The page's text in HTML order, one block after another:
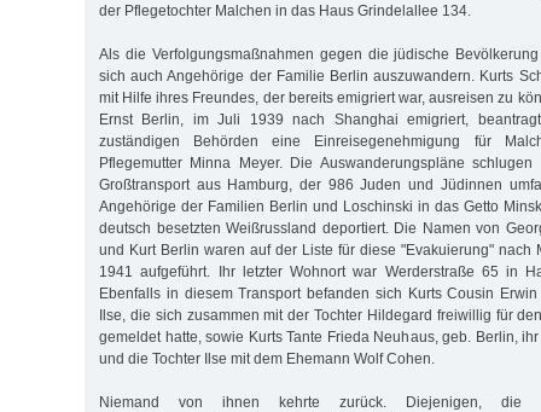
der Pflegetochter Malchen in das Haus Grindelallee 134.
Als die Verfolgungsmaßnahmen gegen die jüdische
sich auch Angehörige der Familie Berlin auszuwandern. Kurts
mit Hilfe ihres Freundes, der bereits emigriert war, ausreisen zu
Ernst Berlin, im Juli 1939 nach Shanghai emigriert,
zuständigen Behörden eine Einreisegenehmigung für
Pflegemutter Minna Meyer. Die Auswanderungspläne
Großtransport aus Hamburg, der 986 Juden und Jüdinnen
Angehörige der Familien Berlin und Loschinski in das Getto
deutsch besetzten Weißrussland deportiert. Die Namen von
und Kurt Berlin waren auf der Liste für diese "Evakuierung" nach
1941 aufgeführt. Ihr letzter Wohnort war Werderstraße 65 in
Ebenfalls in diesem Transport befanden sich Kurts Cousin
Ilse, die sich zusammen mit der Tochter Hildegard freiwillig für
gemeldet hatte, sowie Kurts Tante Frieda Neuhaus, geb. Berlin,
und die Tochter Ilse mit dem Ehemann Wolf Cohen.
Niemand von ihnen kehrte zurück. Diejenigen, die